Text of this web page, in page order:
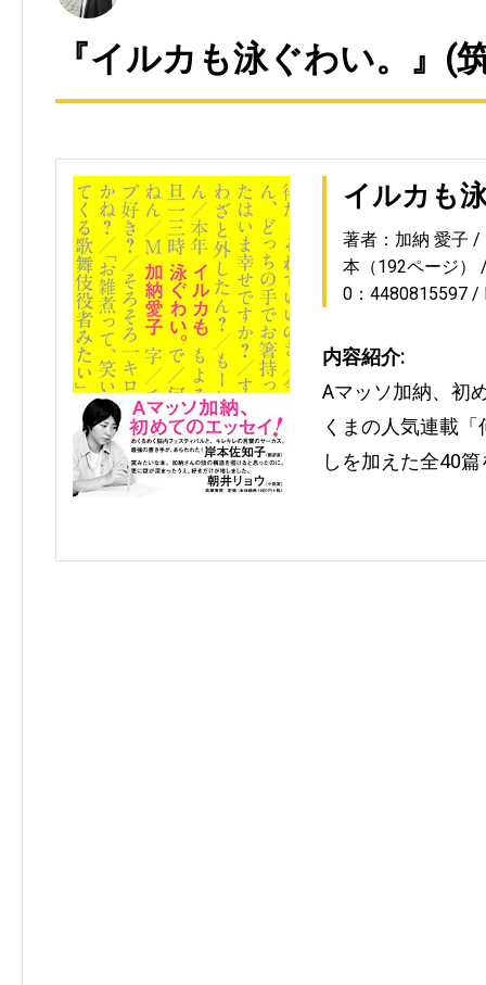
『イルカも泳ぐわい。』(
イルカも
著者：加納 愛子
本（192ページ）
0：4480815597
内容紹介:
Aマッソ加納、初
くまの人気連載
しを加えた全40